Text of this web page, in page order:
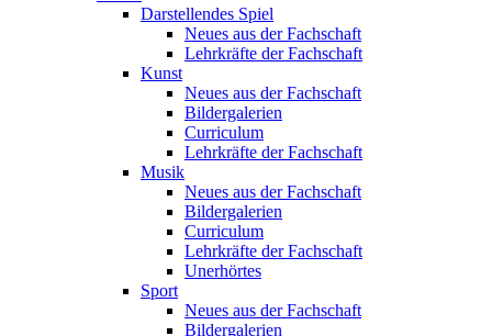
Darstellendes Spiel
Neues aus der Fachschaft
Lehrkräfte der Fachschaft
Kunst
Neues aus der Fachschaft
Bildergalerien
Curriculum
Lehrkräfte der Fachschaft
Musik
Neues aus der Fachschaft
Bildergalerien
Curriculum
Lehrkräfte der Fachschaft
Unerhörtes
Sport
Neues aus der Fachschaft
Bildergalerien